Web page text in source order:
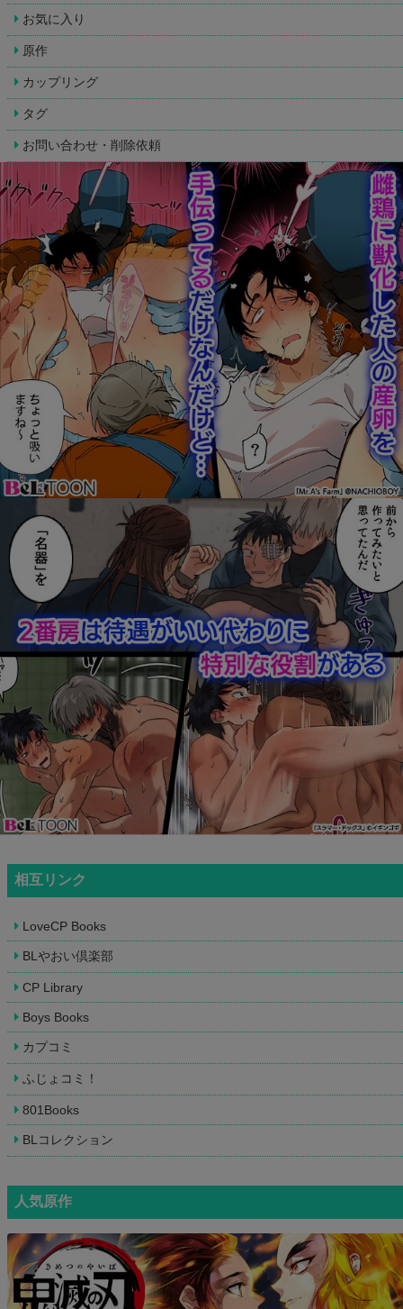
お気に入り
原作
カップリング
タグ
お問い合わせ・削除依頼
相互リンク
LoveCP Books
BLやおい倶楽部
CP Library
Boys Books
カプコミ
ふじょコミ！
801Books
BLコレクション
人気原作